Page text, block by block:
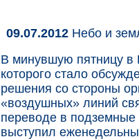
09.07.2012 Небо и
В минувшую пятницу в
которого стало
решения со стороны
«воздушных» линий
переводе в подземные
выступил